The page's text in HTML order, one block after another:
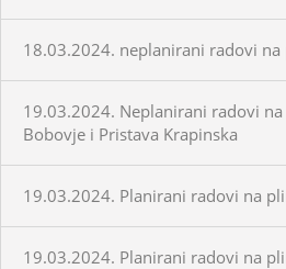
18.03.2024. neplanirani radovi
19.03.2024. Neplanirani radovi
Bobovje i Pristava Krapinska
19.03.2024. Planirani radovi na
19.03.2024. Planirani radovi na